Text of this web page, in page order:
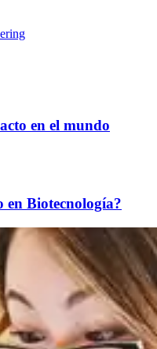
en el mundo
Biotecnología?